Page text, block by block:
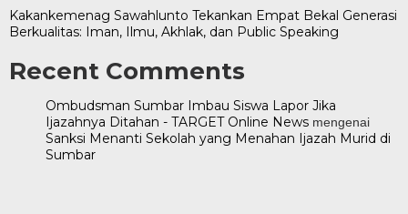
Kakankemenag Sawahlunto Tekankan Empat Bekal Generasi
Berkualitas: Iman, Ilmu, Akhlak, dan Public Speaking
Recent Comments
Ombudsman Sumbar Imbau Siswa Lapor Jika
Ijazahnya Ditahan - TARGET Online News mengenai
Sanksi Menanti Sekolah yang Menahan Ijazah Murid di
Sumbar